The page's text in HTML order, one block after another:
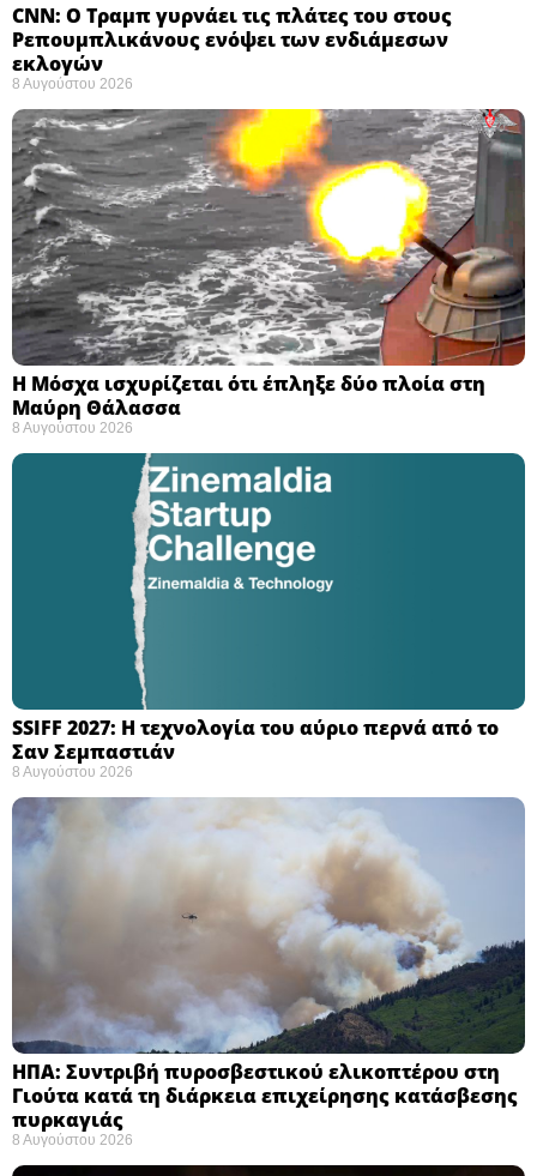
CNN: Ο Τραμπ γυρνάει τις πλάτες του στους
Ρεπουμπλικάνους ενόψει των ενδιάμεσων
εκλογών ​
8 Αυγούστου 2026
Η Μόσχα ισχυρίζεται ότι έπληξε δύο πλοία στη
Μαύρη Θάλασσα ​
8 Αυγούστου 2026
SSIFF 2027: Η τεχνολογία του αύριο περνά από το
Σαν Σεμπαστιάν ​
8 Αυγούστου 2026
ΗΠΑ: Συντριβή πυροσβεστικού ελικοπτέρου στη
Γιούτα κατά τη διάρκεια επιχείρησης κατάσβεσης
πυρκαγιάς ​
8 Αυγούστου 2026